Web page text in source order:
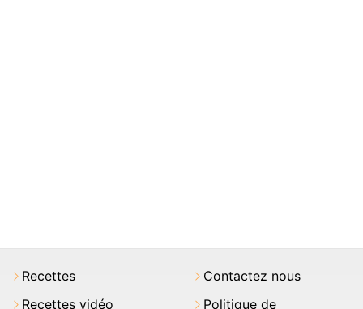
Recettes
Recettes vidéo
Contactez nous
Politique de